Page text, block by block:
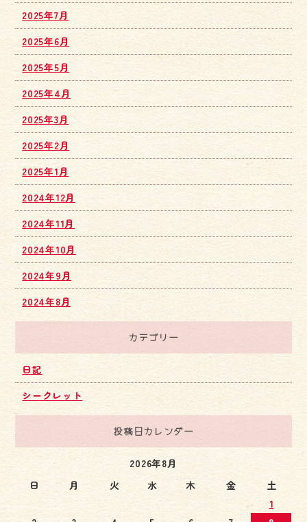
2025年7月
2025年6月
2025年5月
2025年4月
2025年3月
2025年2月
2025年1月
2024年12月
2024年11月
2024年10月
2024年9月
2024年8月
カテゴリー
日記
シークレット
投稿日カレンダー
2026年8月
日
月 火 水 木 金
土
1